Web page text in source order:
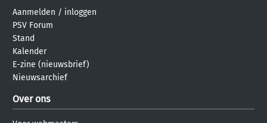
Aanmelden / inloggen
PSV Forum
Stand
Kalender
E-zine (nieuwsbrief)
Nieuwsarchief
Over ons